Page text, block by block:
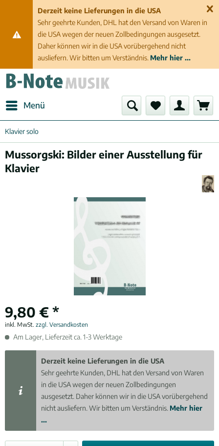
Derzeit keine Lieferungen in die USA
Sehr geehrte Kunden, DHL hat den Versand von Waren in
die USA wegen der neuen Zollbedingungen ausgesetzt.
Daher können wir in die USA vorübergehend nicht
ausliefern. Wir bitten um Verständnis. Mehr hier ...
Menü
Klavier solo
Mussorgski: Bilder einer Ausstellung für
Klavier
9,80 € *
inkl. MwSt. zzgl. Versandkosten
Am Lager, Lieferzeit ca. 1-3 Werktage
Derzeit keine Lieferungen in die USA
Sehr geehrte Kunden, DHL hat den Versand von Waren
in die USA wegen der neuen Zollbedingungen
ausgesetzt. Daher können wir in die USA vorübergehend
nicht ausliefern. Wir bitten um Verständnis. Mehr hier
...